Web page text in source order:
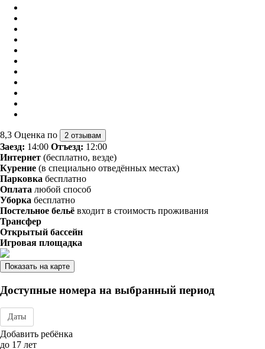
8,3 Оценка по 2 отзывам
Заезд: 14:00 Отъезд: 12:00
Интернет (бесплатно, везде)
Курение (в специально отведённых местах)
Парковка бесплатно
Оплата любой способ
Уборка бесплатно
Постельное бельё входит в стоимость проживания
Трансфер
Открытый бассейн
Игровая площадка
Показать на карте
Доступные номера на выбранный период
Даты
Дата заезда - отъезда
Добавить ребёнка
до 17 лет